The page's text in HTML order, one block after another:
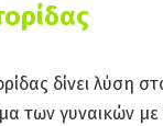
δίνει λύση
των γυναικών